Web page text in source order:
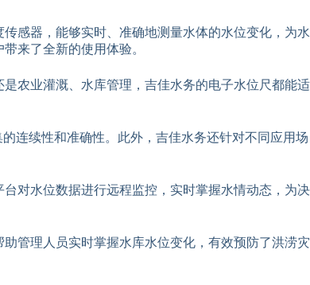
感器，能够实时、准确地测量水体的水位变化，为水
来了全新的使用体验。
农业灌溉、水库管理，吉佳水务的电子水位尺都能适
连续性和准确性。此外，吉佳水务还针对不同应用场
对水位数据进行远程监控，实时掌握水情动态，为决
管理人员实时掌握水库水位变化，有效预防了洪涝灾